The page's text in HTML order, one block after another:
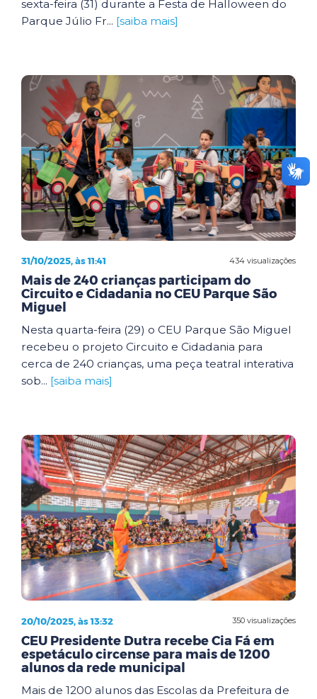
sexta-feira (31) durante a Festa de Halloween do
Parque Júlio Fr... [saiba mais]
434 visualizações
31/10/2025, às 11:41
Mais de 240 crianças participam do
Circuito e Cidadania no CEU Parque São
Miguel
Nesta quarta-feira (29) o CEU Parque São Miguel
recebeu o projeto Circuito e Cidadania para
cerca de 240 crianças, uma peça teatral interativa
sob... [saiba mais]
350 visualizações
20/10/2025, às 13:32
CEU Presidente Dutra recebe Cia Fá em
espetáculo circense para mais de 1200
alunos da rede municipal
Mais de 1200 alunos das Escolas da Prefeitura de